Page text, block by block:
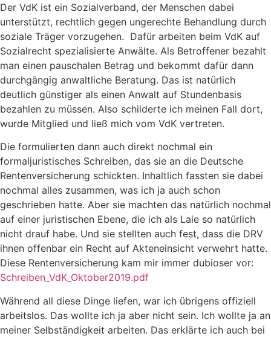
Der VdK ist ein Sozialverband, der Menschen dabei
unterstützt, rechtlich gegen ungerechte Behandlung durch
soziale Träger vorzugehen. Dafür arbeiten beim VdK auf
Sozialrecht spezialisierte Anwälte. Als Betroffener bezahlt
man einen pauschalen Betrag und bekommt dafür dann
durchgängig anwaltliche Beratung. Das ist natürlich
deutlich günstiger als einen Anwalt auf Stundenbasis
bezahlen zu müssen. Also schilderte ich meinen Fall dort,
wurde Mitglied und ließ mich vom VdK vertreten.
Die formulierten dann auch direkt nochmal ein
formaljuristisches Schreiben, das sie an die Deutsche
Rentenversicherung schickten. Inhaltlich fassten sie dabei
nochmal alles zusammen, was ich ja auch schon
geschrieben hatte. Aber sie machten das natürlich nochmal
auf einer juristischen Ebene, die ich als Laie so natürlich
nicht drauf habe. Und sie stellten auch fest, dass die DRV
ihnen offenbar ein Recht auf Akteneinsicht verwehrt hatte.
Diese Rentenversicherung kam mir immer dubioser vor:
Schreiben_VdK_Oktober2019.pdf
Während all diese Dinge liefen, war ich übrigens offiziell
arbeitslos. Das wollte ich ja aber nicht sein. Ich wollte ja an
meiner Selbständigkeit arbeiten. Das erklärte ich auch bei